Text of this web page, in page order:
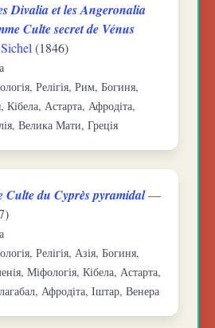
Divalia et les Angeronalia
Culte secret de Vénus
(1846)
Релігія, Рим, Богиня,
Кібела, Астарта, Афродіта,
Велика Мати, Греція
Culte du Cyprès pyramidal—
Релігія, Азія, Богиня,
Міфологія, Кібела, Астарта,
Афродіта, Іштар, Венера